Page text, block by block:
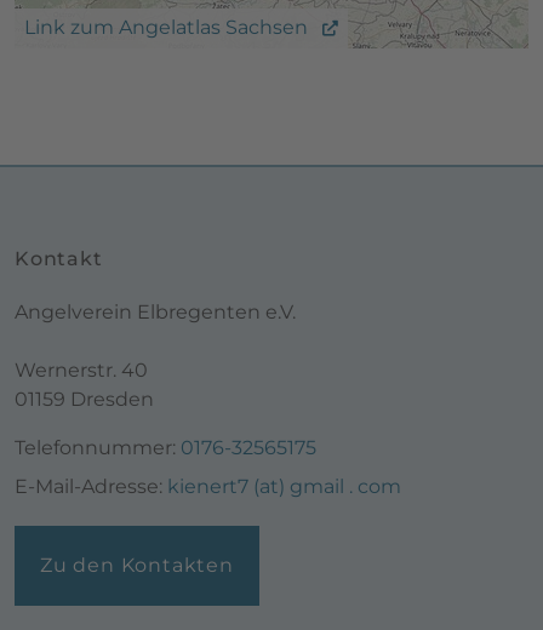
Link zum Angelatlas Sachsen
Kontakt
Angelverein Elbregenten e.V.
Wernerstr. 40
01159 Dresden
Telefonnummer: 0176-32565175
E-Mail-Adresse: kienert7 (at) gmail . com
Zu den Kontakten